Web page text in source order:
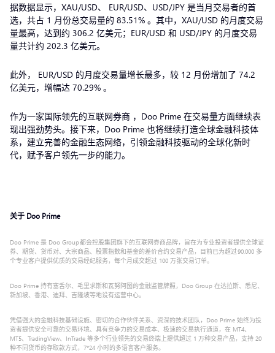
据数据显示，XAU/USD、 EUR/USD、USD/JPY 是当月交易者的首
选，共占 1 月份总交易量的 83.51% 。其中，XAU/USD 的月度交易
量最高，达到约 306.2 亿美元；EUR/USD 和 USD/JPY 的月度交易
量共计约 202.3 亿美元。
此外， EUR/USD 的月度交易量增长最多，较 12 月份增加了 74.2
亿美元，增幅达 70.29% 。
作为一家国际领先的互联网券商 ，Doo Prime 在交易量方面继续表
现出强劲势头。接下来，Doo Prime 也将继续打造全球金融科技体
系，建立完善的金融生态网络，引领金融科技驱动的全球化新时
代，赋予客户领先一步的能力。
关于 Doo Prime
Doo Prime 是 Doo Group 都会控股集团旗下的互联网券商品牌，旨在为专业投资者提供全球证
券、期货、货币对、大宗商品、股票指数和基金的差价合约交易产品，目前已为超过 90,000 多
个专业客户提供优质的交易经纪服务，每个月成交超过 100 万张交易订单。
Doo Prime 持有塞舌尔、毛里求斯和瓦努阿图的金融监管牌照，Doo Group 在达拉斯、悉尼、
新加坡、香港、迪拜、吉隆坡等地设有运营中心。
凭借强大的金融科技基础设施、密切的合作伙伴关系、资深的技术团队，Doo Prime 始终为投
资者提供安全可靠的交易环境、具有竞争力的交易成本、极速的交易执行通道，在 MT4、
MT5、TradingView、InTrade 等多个行业领先的交易终端上提供超过 1 万种交易产品，支持 20
种不同货币的存取款方式，7*24 小时的多语言客户服务。